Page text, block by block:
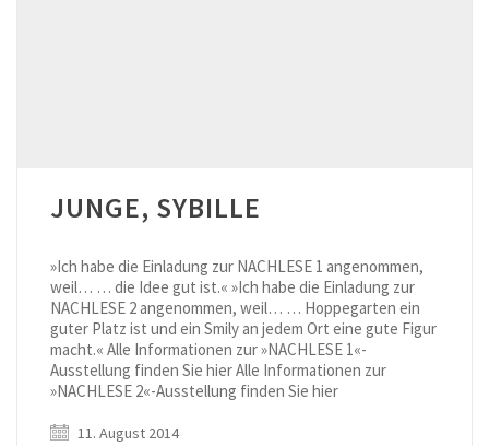
JUNGE, SYBILLE
»Ich habe die Einladung zur NACHLESE 1 angenommen,
weil… … die Idee gut ist.« »Ich habe die Einladung zur
NACHLESE 2 angenommen, weil… … Hoppegarten ein
guter Platz ist und ein Smily an jedem Ort eine gute Figur
macht.« Alle Informationen zur »NACHLESE 1«-
Ausstellung finden Sie hier Alle Informationen zur
»NACHLESE 2«-Ausstellung finden Sie hier
11. August 2014